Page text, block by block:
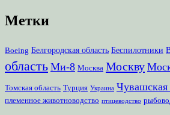
Метки
Boeing Белгородская область Беспилотники
область Ми-8 Москва Москву
Томская область Турция Украина Чувашская
племенное животноводство птицеводство